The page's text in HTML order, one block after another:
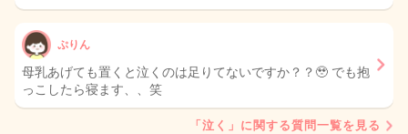
ぷりん
母乳あげても置くと泣くのは足りてないですか？？🥹 でも抱
っこしたら寝ます、、笑
「泣く」に関する質問一覧を見る